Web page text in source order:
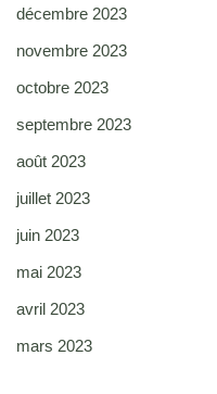
décembre 2023
novembre 2023
octobre 2023
septembre 2023
août 2023
juillet 2023
juin 2023
mai 2023
avril 2023
mars 2023